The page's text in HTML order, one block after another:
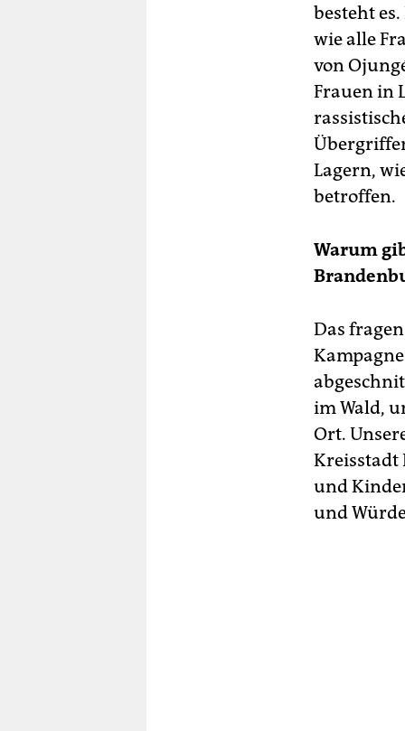
besteht
wie alle
von
Frauen in
Lagern,
betroffen.
Warum
Das
im Wald,
Ort.
Kreisstadt
und
und